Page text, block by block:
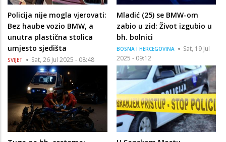
Policija nije mogla vjerovati:
Bez haube vozio BMW, a
unutra plastična stolica
umjesto sjedišta
SVIJET Sat, 26 Jul 2025 - 08:48
Mladić (25) se BMW-om
zabio u zid: Život izgubio u
bh. bolnici
BOSNA I HERCEGOVINA
Sat, 19 Jul
2025 - 09:12